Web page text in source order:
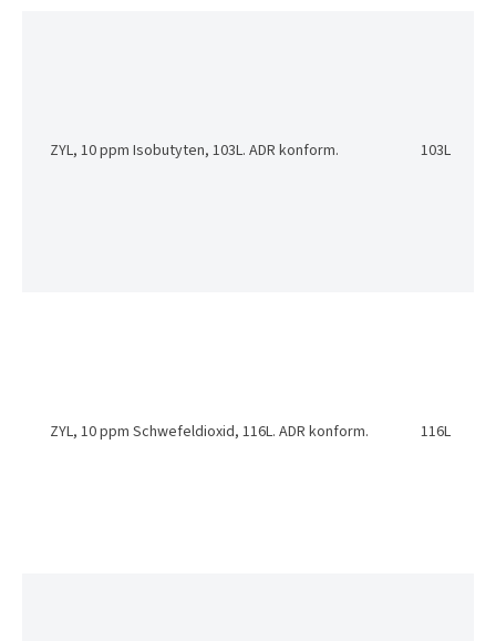
ZYL, 10 ppm Isobutyten, 103L. ADR konform. 103L
ZYL, 10 ppm Schwefeldioxid, 116L. ADR konform. 116L